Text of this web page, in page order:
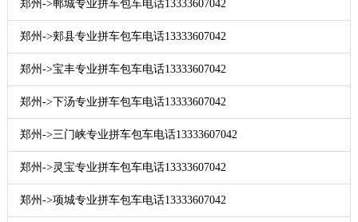
郑州->郸城专业拼车包车电话13333607042
郑州->郏县专业拼车包车电话13333607042
郑州->宝丰专业拼车包车电话13333607042
郑州->下汤专业拼车包车电话13333607042
郑州->三门峡专业拼车包车电话13333607042
郑州->灵宝专业拼车包车电话13333607042
郑州->项城专业拼车包车电话13333607042